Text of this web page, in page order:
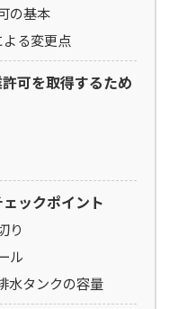
の基本
る変更点
可を取得するため
ックポイント
り
ル
水タンクの容量